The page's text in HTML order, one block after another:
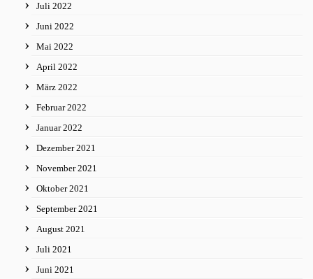
Juli 2022
Juni 2022
Mai 2022
April 2022
März 2022
Februar 2022
Januar 2022
Dezember 2021
November 2021
Oktober 2021
September 2021
August 2021
Juli 2021
Juni 2021